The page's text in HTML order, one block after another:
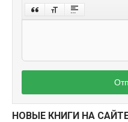
НОВЫЕ КНИГИ НА